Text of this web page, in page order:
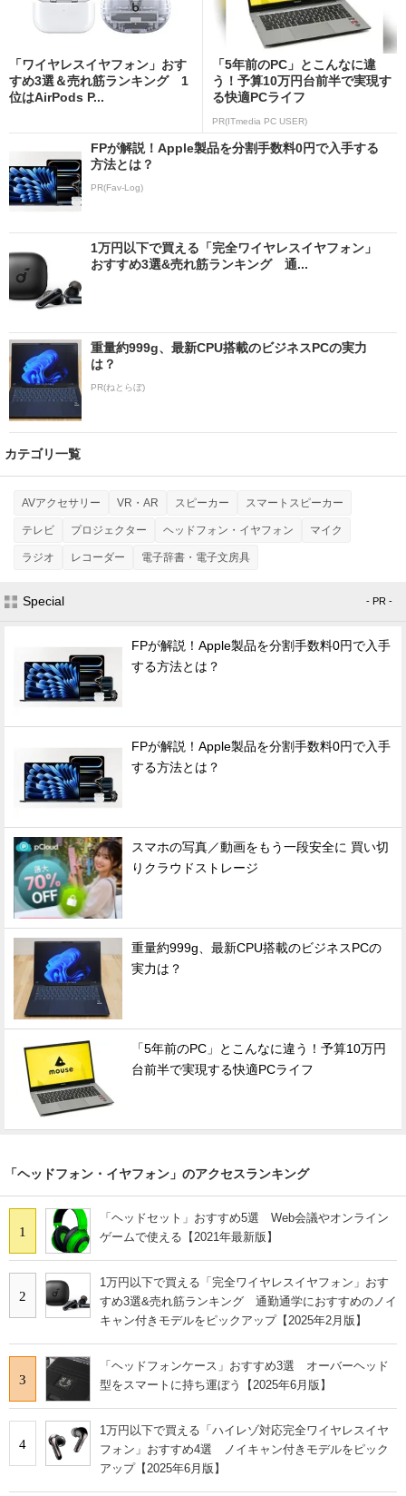
「ワイヤレスイヤフォン」おす
すめ3選＆売れ筋ランキング 1
位はAirPods P...
「5年前のPC」とこんなに違
う！予算10万円台前半で実現す
る快適PCライフ
PR(ITmedia PC USER)
FPが解説！Apple製品を分割手数料0円で入手する
方法とは？
PR(Fav-Log)
1万円以下で買える「完全ワイヤレスイヤフォン」
おすすめ3選&売れ筋ランキング 通...
重量約999g、最新CPU搭載のビジネスPCの実力
は？
PR(ねとらぼ)
カテゴリ一覧
AVアクセサリー VR・AR スピーカー スマートスピーカー
テレビ プロジェクター ヘッドフォン・イヤフォン マイク
ラジオ レコーダー 電子辞書・電子文房具
Special - PR -
FPが解説！Apple製品を分割手数料0円で入手
する方法とは？
FPが解説！Apple製品を分割手数料0円で入手
する方法とは？
スマホの写真／動画をもう一段安全に 買い切
りクラウドストレージ
重量約999g、最新CPU搭載のビジネスPCの
実力は？
「5年前のPC」とこんなに違う！予算10万円
台前半で実現する快適PCライフ
「ヘッドフォン・イヤフォン」のアクセスランキング
1
「ヘッドセット」おすすめ5選 Web会議やオンライン
ゲームで使える【2021年最新版】
2
1万円以下で買える「完全ワイヤレスイヤフォン」おす
すめ3選&売れ筋ランキング 通勤通学におすすめのノイ
キャン付きモデルをピックアップ【2025年2月版】
3
「ヘッドフォンケース」おすすめ3選 オーバーヘッド
型をスマートに持ち運ぼう【2025年6月版】
4
1万円以下で買える「ハイレゾ対応完全ワイヤレスイヤ
フォン」おすすめ4選 ノイキャン付きモデルをピック
アップ【2025年6月版】